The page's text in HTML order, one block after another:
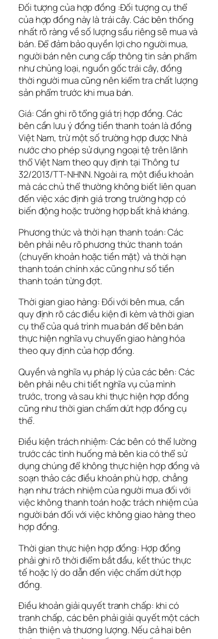
Đối tượng của hợp đồng :Đối tượng cụ thể
của hợp đồng này là trái cây. Các bên thống
nhất rõ ràng về số lượng sầu riêng sẽ mua và
bán. Để đảm bảo quyền lợi cho người mua,
người bán nên cung cấp thông tin sản phẩm
như chủng loại, nguồn gốc trái cây, đồng
thời người mua cũng nên kiểm tra chất lượng
sản phẩm trước khi mua bán.
Giá: Cần ghi rõ tổng giá trị hợp đồng. Các
bên cần lưu ý đồng tiền thanh toán là đồng
Việt Nam, trừ một số trường hợp được Nhà
nước cho phép sử dụng ngoại tệ trên lãnh
thổ Việt Nam theo quy định tại Thông tư
32/2013/TT-NHNN. Ngoài ra, một điều khoản
mà các chủ thể thường không biết liên quan
đến việc xác định giá trong trường hợp có
biến động hoặc trường hợp bất khả kháng.
Phương thức và thời hạn thanh toán: Các
bên phải nêu rõ phương thức thanh toán
(chuyển khoản hoặc tiền mặt) và thời hạn
thanh toán chính xác cũng như số tiền
thanh toán từng đợt.
Thời gian giao hàng: Đối với bên mua, cần
quy định rõ các điều kiện đi kèm và thời gian
cụ thể của quá trình mua bán để bên bán
thực hiện nghĩa vụ chuyển giao hàng hóa
theo quy định của hợp đồng.
Quyền và nghĩa vụ pháp lý của các bên: Các
bên phải nêu chi tiết nghĩa vụ của mình
trước, trong và sau khi thực hiện hợp đồng
cũng như thời gian chấm dứt hợp đồng cụ
thể.
Điều kiện trách nhiệm: Các bên có thể lường
trước các tình huống mà bên kia có thể sử
dụng chúng để không thực hiện hợp đồng và
soạn thảo các điều khoản phù hợp, chẳng
hạn như trách nhiệm của người mua đối với
việc không thanh toán hoặc trách nhiệm của
người bán đối với việc không giao hàng theo
hợp đồng.
Thời gian thực hiện hợp đồng: Hợp đồng
phải ghi rõ thời điểm bắt đầu, kết thúc thực
tế hoặc lý do dẫn đến việc chấm dứt hợp
đồng.
Điều khoản giải quyết tranh chấp: khi có
tranh chấp, các bên phải giải quyết một cách
thân thiện và thương lượng. Nếu cả hai bên